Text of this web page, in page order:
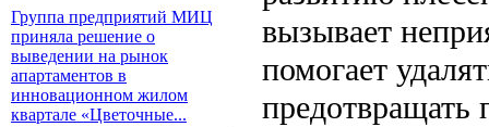
Группа предприятий МИЦ
приняла решение о
выведении на рынок
апартаментов в
инновационном жилом
квартале «Цветочные...
вызывает
помогает
предотвращать